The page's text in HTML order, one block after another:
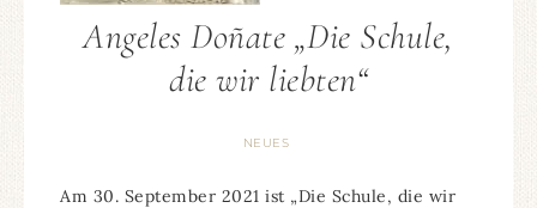
Angeles Doñate „Die Schule,
die wir liebten“
NEUES
Am 30. September 2021 ist „Die Schule, die wir